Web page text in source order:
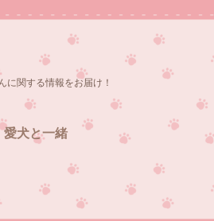
に関する情報をお届け！
愛犬と一緒